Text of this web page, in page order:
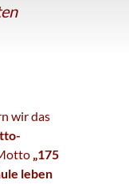
wir das
„175
leben